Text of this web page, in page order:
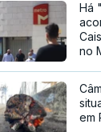
Há
no
em